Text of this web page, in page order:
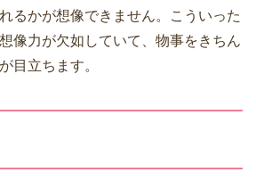
るかが想像できません。こういった
像力が欠如していて、物事をきちん
目立ちます。